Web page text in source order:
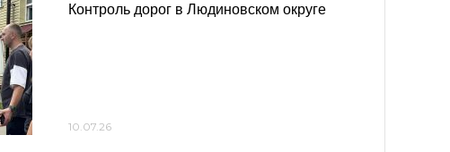
Контроль дорог в Людиновском округе
10.07.26